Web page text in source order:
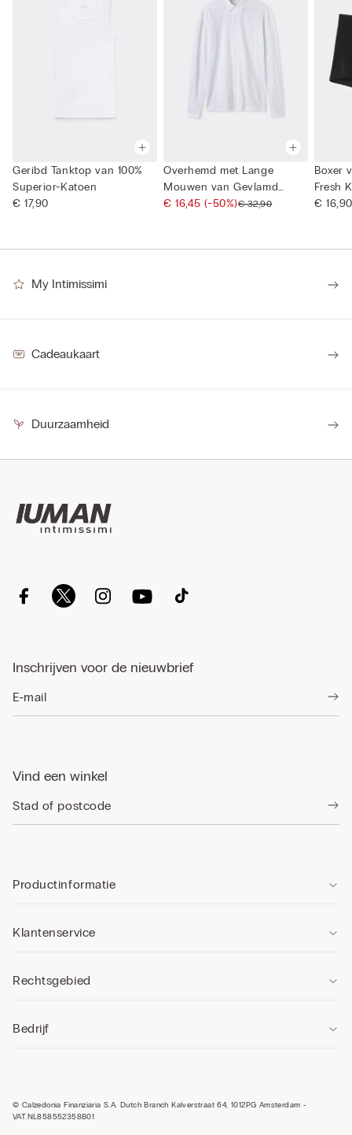
Geribd Tanktop van 100%
Superior-Katoen
€ 17,90
Overhemd met Lange
Mouwen van Gevlamd
Katoen
€ 16,45(-50%)€ 32,90
Boxer
Fresh
€ 16,90
My Intimissimi
Cadeaukaart
Duurzaamheid
Inschrijven voor de nieuwbrief
Vind een winkel
Productinformatie
Klantenservice
Rechtsgebied
Bedrijf
© Calzedonia Finanziaria S.A. Dutch Branch Kalverstraat 64, 1012PG Amsterdam -
VAT.NL858552358B01